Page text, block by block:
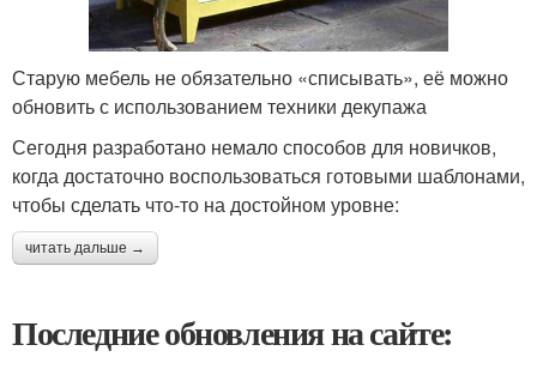
Старую мебель не обязательно «списывать», её можно
обновить с использованием техники декупажа
Сегодня разработано немало способов для новичков,
когда достаточно воспользоваться готовыми шаблонами,
чтобы сделать что-то на достойном уровне:
читать дальше →
Последние обновления на сайте: